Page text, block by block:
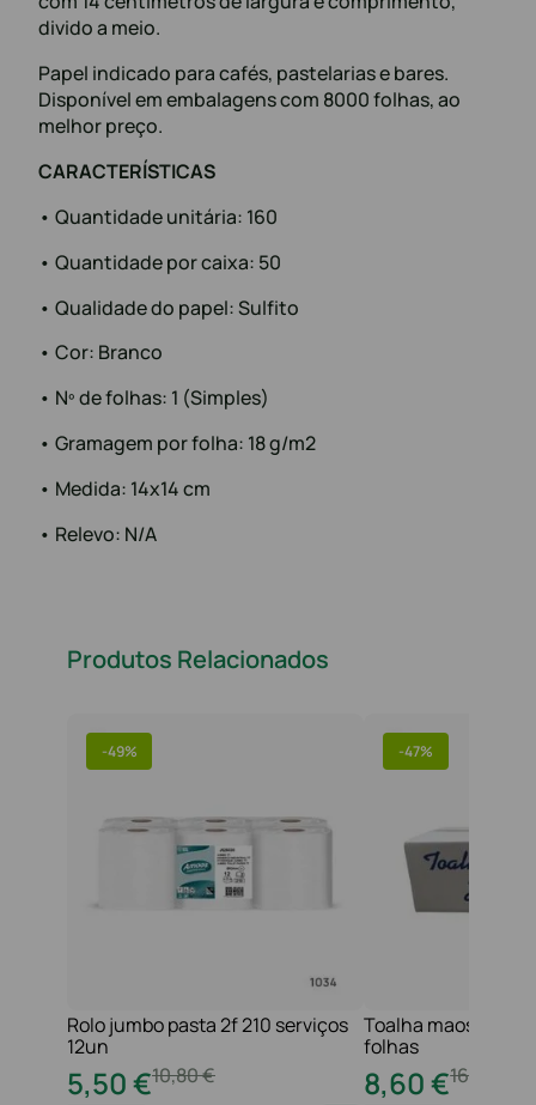
divido a meio.
Papel indicado para cafés, pastelarias e bares.
Disponível em embalagens com 8000 folhas, ao
melhor preço.
CARACTERÍSTICAS
• Quantidade unitária: 160
• Quantidade por caixa: 50
• Qualidade do papel: Sulfito
• Cor: Branco
• Nº de folhas: 1 (Simples)
• Gramagem por folha: 18 g/m2
• Medida: 14x14 cm
• Relevo: N/A
Produtos Relacionados
-49%
Rolo jumbo pasta 2f 210 serviços
12un
10,80€
5,50€
-47%
Toalha maos 2f
folhas
16
8,60€